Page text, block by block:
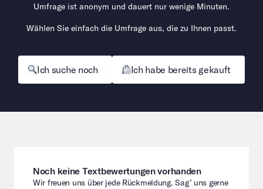
Umfrage ist anonym und dauert nur wenige Minuten.
Wählen Sie einfach die Umfrage aus, die zu Ihnen passt.
Ich suche noch Ich habe bereits gekauft
Noch keine Textbewertungen vorhanden
Wir freuen uns über jede Rückmeldung. Sag’ uns gerne